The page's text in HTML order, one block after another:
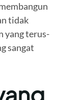
tidak
yang terus-
sangat